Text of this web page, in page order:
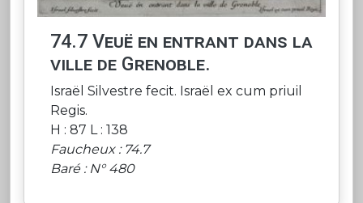
74.7 Veuë en entrant dans la
ville de Grenoble.
Israël Silvestre fecit. Israël ex cum priuil
Regis.
H : 87 L : 138
Faucheux : 74.7
Baré : N° 480